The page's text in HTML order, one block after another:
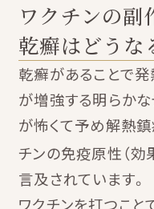
ワクチンの副
乾癬はどうな
乾癬があることで
が増強する明らか
が怖くて予め解熱
チンの免疫原性（効
言及されています。
ワクチンを打つこと